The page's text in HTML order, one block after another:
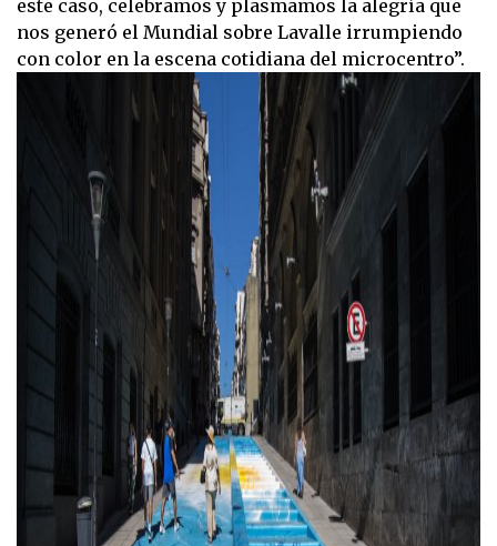
este caso, celebramos y plasmamos la alegría que
nos generó el Mundial sobre Lavalle irrumpiendo
con color en la escena cotidiana del microcentro”.